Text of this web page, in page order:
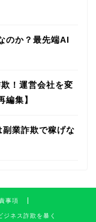
のか？最先端AI
！運営会社を変
編集】
業詐欺で稼げな
事項
ネス詐欺を暴く